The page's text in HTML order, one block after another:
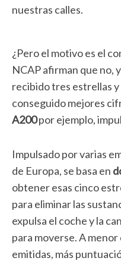
nuestras calles.
¿Pero el motivo es el
NCAP afirman que no,
recibido tres estrellas y
conseguido mejores
A200por ejemplo,
Impulsado por varias
de Europa, se basa en
obtener esas cinco
para eliminar las
expulsa el coche y la
para moverse. A
emitidas, más